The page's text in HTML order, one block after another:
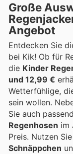
Große
Angebot
Entdecken Sie
bei Kik! Ob für
die Kinder
und 12,99 €
Wetterfühlige,
sein wollen.
Sie auch
Regenhosen im
Preis. Nutzen
Schnäppchen